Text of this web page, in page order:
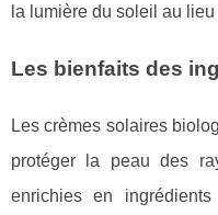
la lumière du soleil au
Les bienfaits des
Les crèmes solaires
protéger la peau des
enrichies en